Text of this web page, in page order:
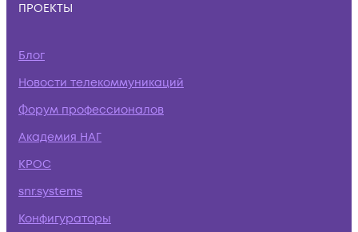
ПРОЕКТЫ
Блог
Новости телекоммуникаций
Форум профессионалов
Академия НАГ
КРОС
snr.systems
Конфигураторы